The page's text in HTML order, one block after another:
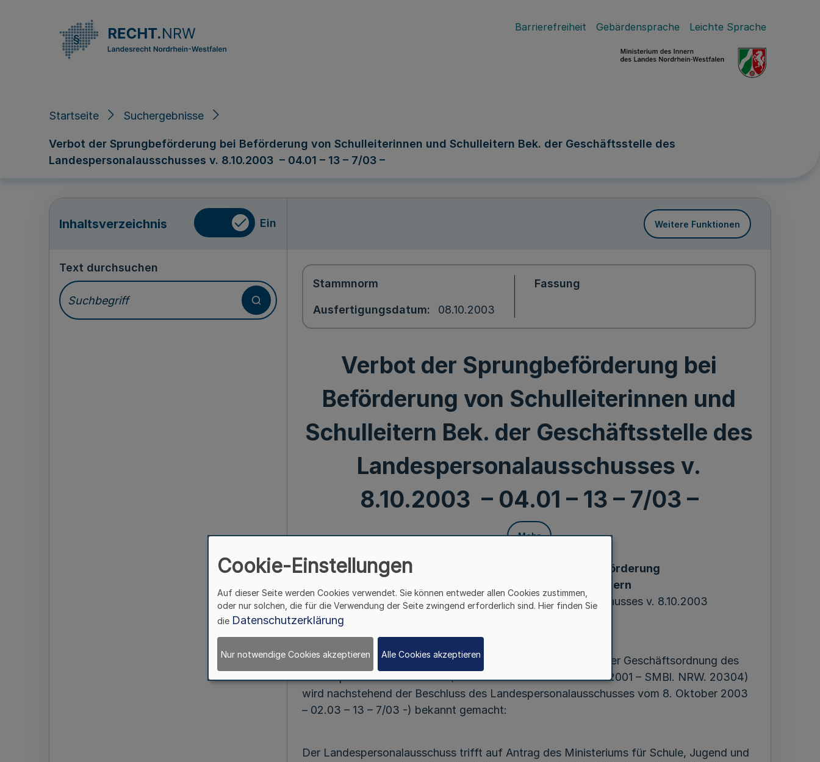
Barrierefreiheit Gebärdensprache Leichte Sprache
Startseite Suchergebnisse
Verbot der Sprungbeförderung bei Beförderung von Schulleiterinnen und Schulleitern Bek. der Geschäftsstelle des
Landespersonalausschusses v. 8.10.2003 – 04.01 – 13 – 7/03 –
Inhaltsverzeichnis Ein Weitere Funktionen
Text durchsuchen
Stammnorm
Ausfertigungsdatum 08.10.2003
Fassung
Verbot der Sprungbeförderung bei
Beförderung von Schulleiterinnen und
Schulleitern Bek. der Geschäftsstelle des
Landespersonalausschusses v.
8.10.2003 – 04.01 – 13 – 7/03 –
Mehr
Verbot der Sprungbeförderung bei Beförderung
von Schulleiterinnen und Schulleitern
Bek. der Geschäftsstelle des Landespersonalausschusses v. 8.10.2003
Aufgrund des § 115 Abs. 1 LBG in Verbindung mit § 9 Abs. 2 der Geschäftsordnung des
Landespersonalausschusses (Bek. d. Geschäftsstelle v. 5.12.2001 – SMBl. NRW. 20304)
wird nachstehend der Beschluss des Landespersonalausschusses vom 8. Oktober 2003
– 02.03 – 13 – 7/03 -) bekannt gemacht:
Der Landespersonalausschuss trifft auf Antrag des Ministeriums für Schule, Jugend und
Cookie-Einstellungen
Auf dieser Seite werden Cookies verwendet. Sie können entweder allen Cookies zustimmen,
oder nur solchen, die für die Verwendung der Seite zwingend erforderlich sind. Hier finden Sie
die Datenschutzerklärung
Nur notwendige Cookies akzeptieren Alle Cookies akzeptieren